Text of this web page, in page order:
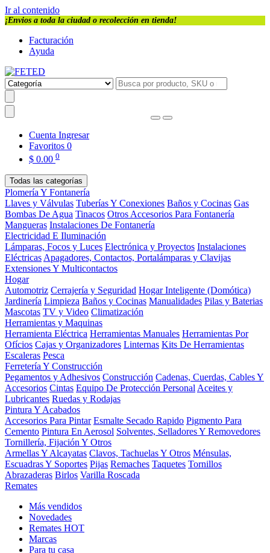
Ir al contenido
¡Envios a toda la ciudad o recolección en tienda!
Facturación
Ayuda
Cuenta Ingresar
Favoritos 0
$ 0.00 0
Todas las categorías
Plomería Y Fontanería
Llaves y Válvulas Tuberías Y Conexiones Baños y Cocinas Gas
Bombas De Agua Tinacos Otros Accesorios Para Fontanería
Mangueras Instalaciones De Fontanería
Electricidad E Iluminación
Lámparas, Focos y Luces Electrónica y Proyectos Instalaciones
Eléctricas Apagadores, Contactos, Portalámparas y Clavijas
Extensiones Y Multicontactos
Hogar
Automotriz Cerrajería y Seguridad Hogar Inteligente (Domótica)
Jardinería Limpieza Baños y Cocinas Manualidades Pilas y Baterias
Mascotas TV y Video Climatización
Herramientas y Maquinas
Herramienta Eléctrica Herramientas Manuales Herramientas Por
Ofícios Cajas y Organizadores Linternas Kits De Herramientas
Escaleras Pesca
Ferretería Y Construcción
Pegamentos y Adhesivos Construcción Cadenas, Cuerdas, Cables Y
Accesorios Cintas Equipo De Protección Personal Aceites y
Lubricantes Ruedas y Rodajas
Pintura Y Acabados
Accesorios Para Pintar Esmalte Secado Rapido Pigmento Para
Cemento Pintura En Aerosol Solventes, Selladores Y Removedores
Tornillería, Fijación Y Otros
Armellas Y Alcayatas Clavos, Tachuelas Y Otros Ménsulas,
Escuadras Y Soportes Pijas Remaches Taquetes Tornillos
Abrazaderas Birlos Varilla Roscada
Remates
Más vendidos
Novedades
Remates HOT
Marcas
Para tu casa